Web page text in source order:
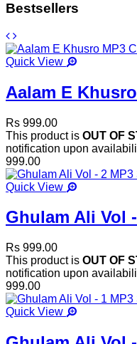
Bestsellers
Quick View
Aalam E
Rs 999.00
This product is OUT OF
notification upon
999.00
Quick View
Ghulam Ali Vol
Rs 999.00
This product is OUT OF
notification upon
999.00
Quick View